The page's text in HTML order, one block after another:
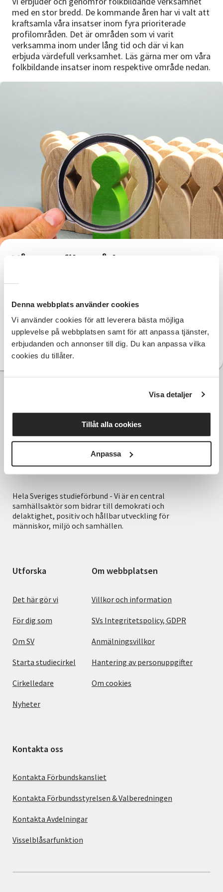
Denna webbplats använder cookies
Vi använder cookies för att leverera bästa möjliga
upplevelse på webbplatsen samt för att anpassa tjänster,
erbjudanden och annonser till dig. Du kan anpassa vilka
cookies du tillåter.
Visa detaljer
Tillåt alla cookies
Anpassa
Nyheter
Avdelningar
med en stor bredd. De kommande åren har vi valt att
kraftsamla våra insatser inom fyra prioriterade
profilområden. Det är områden som vi varit
verksamma inom under lång tid och där vi kan
erbjuda värdefull verksamhet. Läs gärna mer om våra
folkbildande insatser inom respektive område nedan.
Våra profilområden
Föreningsliv
Landsbygder
Integration
Funktionsrätt
Hela Sveriges studieförbund - Vi är en central
samhällsaktör som bidrar till demokrati och
delaktighet, positiv och hållbar utveckling för
människor, miljö och samhällen.
Utforska
Det här gör vi
För dig som
Om SV
Starta studiecirkel
Cirkelledare
Nyheter
Om webbplatsen
Villkor och information
SVs Integritetspolicy, GDPR
Anmälningsvillkor
Hantering av personuppgifter
Om cookies
Kontakta oss
Kontakta Förbundskansliet
Kontakta Förbundsstyrelsen & Valberedningen
Kontakta Avdelningar
Visselblåsarfunktion